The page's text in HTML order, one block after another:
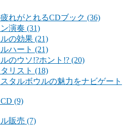
れがとれるCDブック (36)
演奏 (31)
の効果 (21)
ハート (21)
のウソ!?ホント!? (20)
リスト (18)
タルボウルの魅力をナビゲート
(9)
販売 (7)